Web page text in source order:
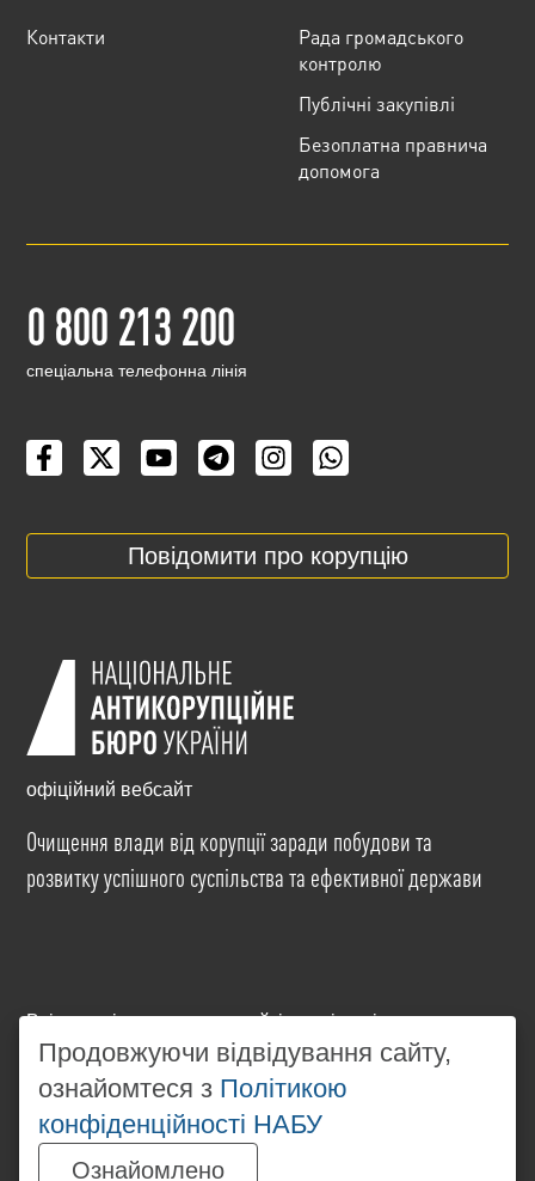
Контакти
Рада громадського
контролю
Публічні закупівлі
Безоплатна правнича
допомога
0 800 213 200
cпеціальна телефонна лінія
Повідомити про корупцію
офіційний вебсайт
Очищення влади від корупції заради побудови та
розвитку успішного суспільства та ефективної держави
Всі матеріали на цьому сайті розміщені на умовах
ліцензіїCreative Commons Attribution-NonCommercial-
NoDerivatives 4.0 International. Використання будь-
яких матеріалів, розміщених на сайті, дозволяється
за умови посилання наwww.nabu.gov.ua
незалежності від повного або часткового
Продовжуючи відвідування сайту,
ознайомтеся з Політикою
конфіденційності НАБУ
Ознайомлено